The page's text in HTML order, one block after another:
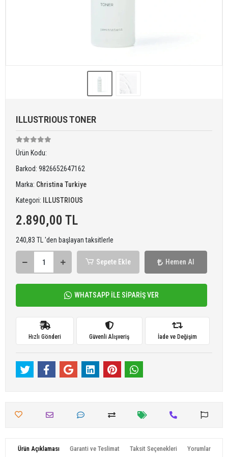
ILLUSTRIOUS TONER
Ürün Kodu:
Barkod: 9826652647162
Marka: Christina Turkiye
Kategori:
ILLUSTRIOUS
2.890,00 TL
240,83 TL 'den başlayan taksitlerle
Sepete Ekle Hemen Al
WHATSAPP İLE SİPARİŞ VER
Hızlı Gönderi Güvenli Alışveriş İade ve Değişim
Ürün Açıklaması Garanti ve Teslimat Taksit Seçenekleri Yorumlar